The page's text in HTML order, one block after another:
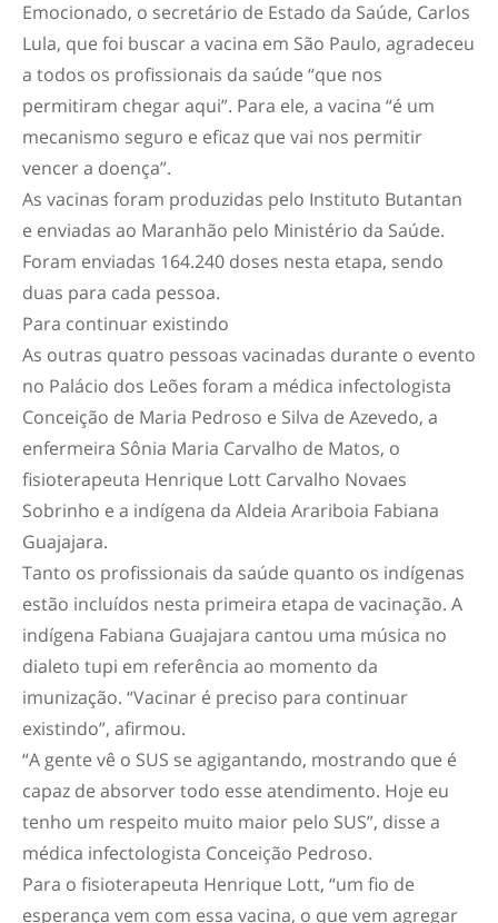
Emocionado, o secretário de Estado da Saúde, Carlos
Lula, que foi buscar a vacina em São Paulo, agradeceu
a todos os profissionais da saúde “que nos
permitiram chegar aqui”. Para ele, a vacina “é um
mecanismo seguro e eficaz que vai nos permitir
vencer a doença”.
As vacinas foram produzidas pelo Instituto Butantan
e enviadas ao Maranhão pelo Ministério da Saúde.
Foram enviadas 164.240 doses nesta etapa, sendo
duas para cada pessoa.
Para continuar existindo
As outras quatro pessoas vacinadas durante o evento
no Palácio dos Leões foram a médica infectologista
Conceição de Maria Pedroso e Silva de Azevedo, a
enfermeira Sônia Maria Carvalho de Matos, o
fisioterapeuta Henrique Lott Carvalho Novaes
Sobrinho e a indígena da Aldeia Arariboia Fabiana
Guajajara.
Tanto os profissionais da saúde quanto os indígenas
estão incluídos nesta primeira etapa de vacinação. A
indígena Fabiana Guajajara cantou uma música no
dialeto tupi em referência ao momento da
imunização. “Vacinar é preciso para continuar
existindo”, afirmou.
“A gente vê o SUS se agigantando, mostrando que é
capaz de absorver todo esse atendimento. Hoje eu
tenho um respeito muito maior pelo SUS”, disse a
médica infectologista Conceição Pedroso.
Para o fisioterapeuta Henrique Lott, “um fio de
esperança vem com essa vacina, o que vem agregar